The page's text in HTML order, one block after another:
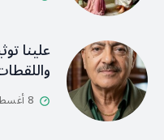
علينا
8 أغسطس، 2026